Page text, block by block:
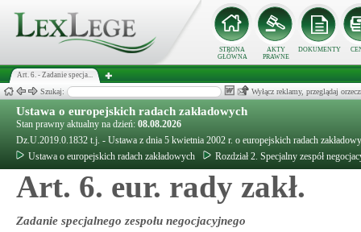
STRONA
GŁÓWNA
AKTY
PRAWNE
DOKUMENTY
Art. 6. - Zadanie specja...
Szukaj: Wyłącz reklamy, przeglądaj
Ustawa o europejskich radach zakładowych
Stan prawny aktualny na dzień: 08.08.2026
Dz.U.2019.0.1832 t.j. - Ustawa z dnia 5 kwietnia 2002 r. o europejskich radach
Ustawa o europejskich radach zakładowych
Rozdział 2. Specjalny zespół
Art. 6. eur. rady zakł.
Zadanie specjalnego zespołu negocjacyjnego